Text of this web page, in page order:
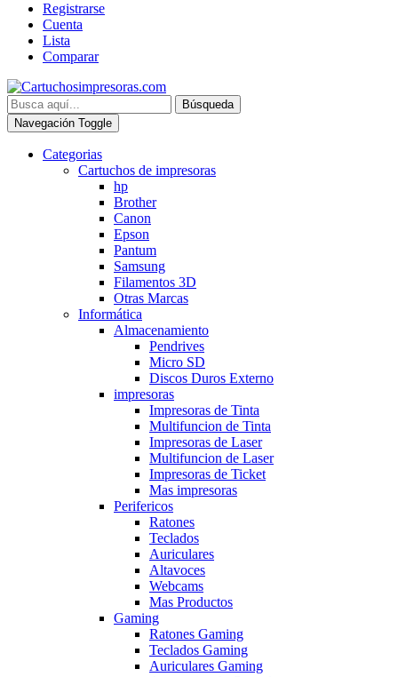
Registrarse
Cuenta
Lista
Comparar
Búsqueda
Navegación Toggle
Categorias
Cartuchos de impresoras
hp
Brother
Canon
Epson
Pantum
Samsung
Filamentos 3D
Otras Marcas
Informática
Almacenamiento
Pendrives
Micro SD
Discos Duros Externo
impresoras
Impresoras de Tinta
Multifuncion de Tinta
Impresoras de Laser
Multifuncion de Laser
Impresoras de Ticket
Mas impresoras
Perifericos
Ratones
Teclados
Auriculares
Altavoces
Webcams
Mas Productos
Gaming
Ratones Gaming
Teclados Gaming
Auriculares Gaming